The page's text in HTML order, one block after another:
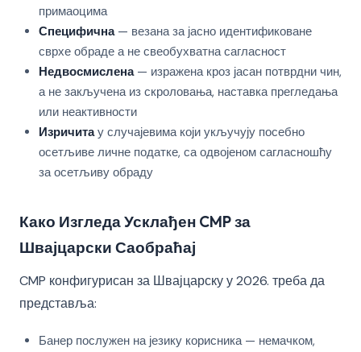
примаоцима
Специфична— везана за јасно идентификоване
сврхе обраде а не свеобухватна сагласност
Недвосмислена— изражена кроз јасан потврдни чин,
а не закључена из скроловања, наставка прегледања
или неактивности
Изричитау случајевима који укључују посебно
осетљиве личне податке, са одвојеном сагласношћу
за осетљиву обраду
Како Изгледа Усклађен CMP за
Швајцарски Саобраћај
CMP конфигурисан за Швајцарску у 2026. треба да
представља:
Банер послужен на језику корисника — немачком,